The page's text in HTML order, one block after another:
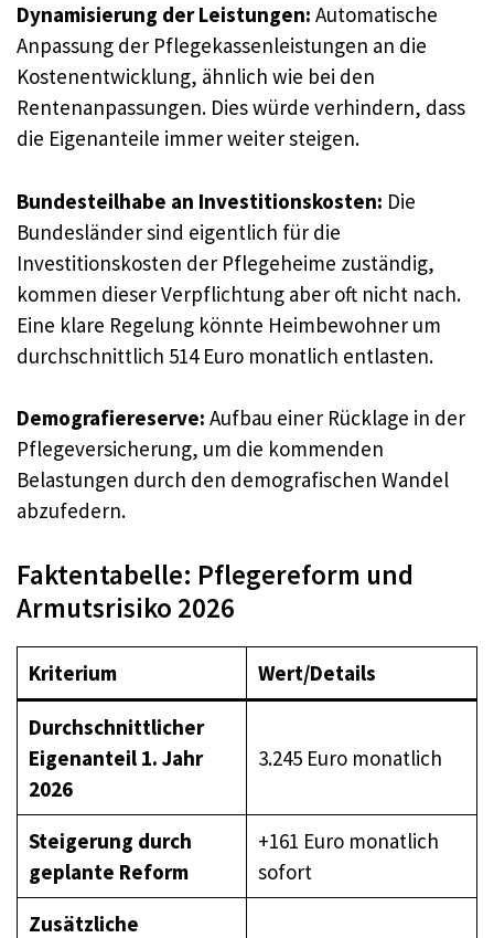
Dynamisierung der Leistungen: Automatische
Anpassung der Pflegekassenleistungen an die
Kostenentwicklung, ähnlich wie bei den
Rentenanpassungen. Dies würde verhindern, dass
die Eigenanteile immer weiter steigen.
Bundesteilhabe an Investitionskosten: Die
Bundesländer sind eigentlich für die
Investitionskosten der Pflegeheime zuständig,
kommen dieser Verpflichtung aber oft nicht nach.
Eine klare Regelung könnte Heimbewohner um
durchschnittlich 514 Euro monatlich entlasten.
Demografiereserve: Aufbau einer Rücklage in der
Pflegeversicherung, um die kommenden
Belastungen durch den demografischen Wandel
abzufedern.
Faktentabelle: Pflegereform und
Armutsrisiko 2026
Kriterium Wert/Details
Durchschnittlicher
Eigenanteil 1. Jahr
2026
3.245 Euro monatlich
Steigerung durch
geplante Reform
+161 Euro monatlich
sofort
Zusätzliche